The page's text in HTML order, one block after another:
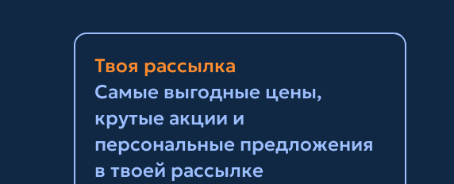
Твоя рассылка
Самые выгодные цены,
крутые акции и
персональные предложения
в твоей рассылке